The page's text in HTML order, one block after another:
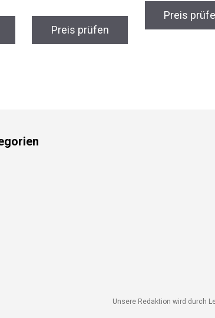
Preis prüfen
Preis prüfen
Unsere Redaktion wird durch